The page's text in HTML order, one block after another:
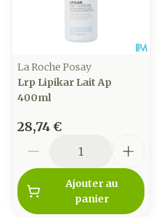
La Roche Posay
Lrp Lipikar Lait Ap
400ml
28,74 €
Ajouter au
panier